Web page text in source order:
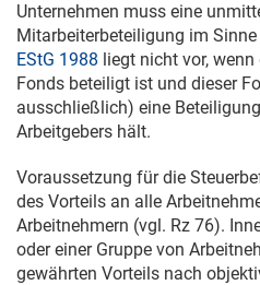
Unternehmen muss eine
Mitarbeiterbeteiligung im Sinne
EStG 1988 liegt nicht vor,
Fonds beteiligt ist und dieser
ausschließlich) eine
Arbeitgebers hält.
Voraussetzung für die
des Vorteils an alle
Arbeitnehmern (vgl. Rz 76).
oder einer Gruppe von
gewährten Vorteils nach